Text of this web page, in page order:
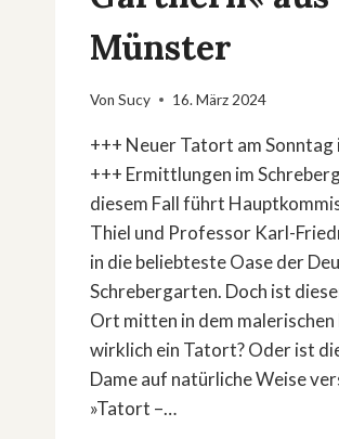
Münster
Von Sucy 16. März 2024
+++ Neuer Tatort am Sonntag
+++ Ermittlungen im
diesem Fall führt
Thiel und Professor Karl-
in die beliebteste Oase der
Schrebergarten. Doch ist
Ort mitten in dem
wirklich ein Tatort? Oder ist
Dame auf natürliche Weise
»Tatort –…